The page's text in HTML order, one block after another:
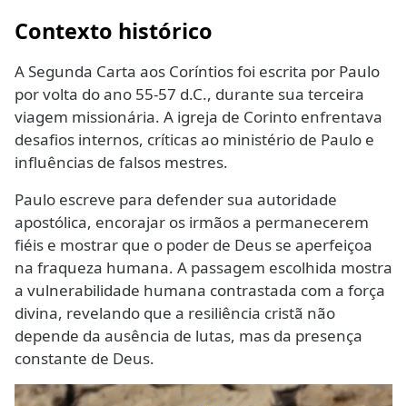
Contexto histórico
A Segunda Carta aos Coríntios foi escrita por Paulo
por volta do ano 55-57 d.C., durante sua terceira
viagem missionária. A igreja de Corinto enfrentava
desafios internos, críticas ao ministério de Paulo e
influências de falsos mestres.
Paulo escreve para defender sua autoridade
apostólica, encorajar os irmãos a permanecerem
fiéis e mostrar que o poder de Deus se aperfeiçoa
na fraqueza humana. A passagem escolhida mostra
a vulnerabilidade humana contrastada com a força
divina, revelando que a resiliência cristã não
depende da ausência de lutas, mas da presença
constante de Deus.